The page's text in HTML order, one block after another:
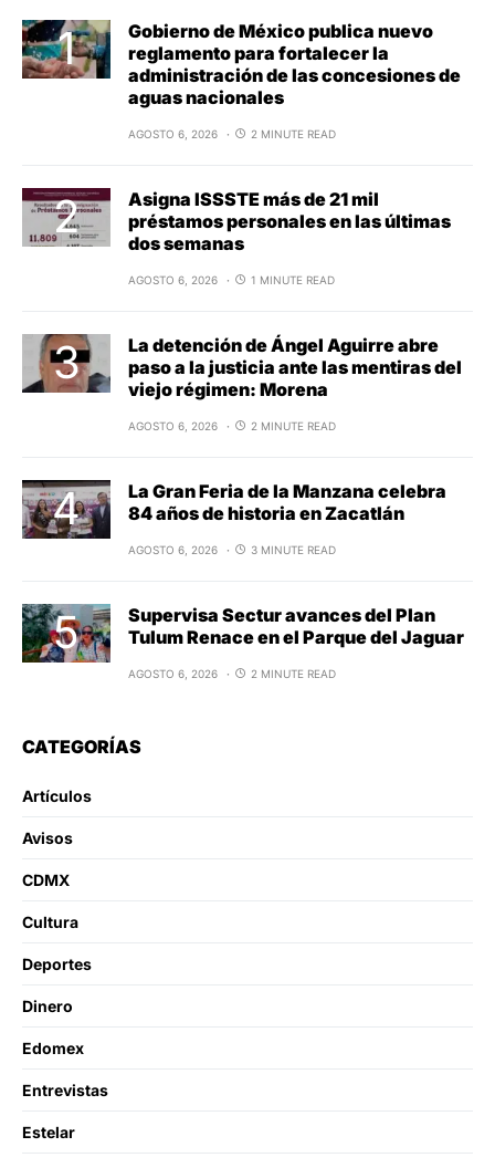
Gobierno de México publica nuevo
reglamento para fortalecer la
administración de las concesiones de
aguas nacionales
AGOSTO 6, 2026 2 MINUTE READ
Asigna ISSSTE más de 21 mil
préstamos personales en las últimas
dos semanas
AGOSTO 6, 2026 1 MINUTE READ
La detención de Ángel Aguirre abre
paso a la justicia ante las mentiras del
viejo régimen: Morena
AGOSTO 6, 2026 2 MINUTE READ
La Gran Feria de la Manzana celebra
84 años de historia en Zacatlán
AGOSTO 6, 2026 3 MINUTE READ
Supervisa Sectur avances del Plan
Tulum Renace en el Parque del Jaguar
AGOSTO 6, 2026 2 MINUTE READ
CATEGORÍAS
Artículos
Avisos
CDMX
Cultura
Deportes
Dinero
Edomex
Entrevistas
Estelar